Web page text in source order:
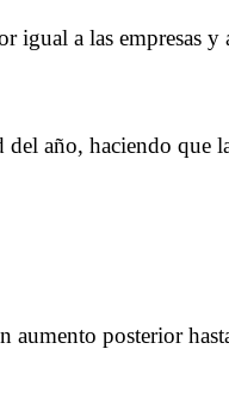
igual a las empresas
del año, haciendo
posterior